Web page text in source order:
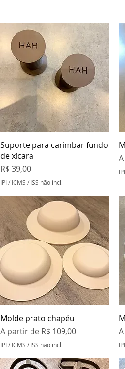
Visualização rápida
Suporte para carimbar fundo
de xícara
Preço
R$ 39,00
IPI / ICMS / ISS não incl.
Visualização rápida
Molde prato chapéu
A partir de R$ 109,00
Preço promocional
IPI / ICMS / ISS não incl.